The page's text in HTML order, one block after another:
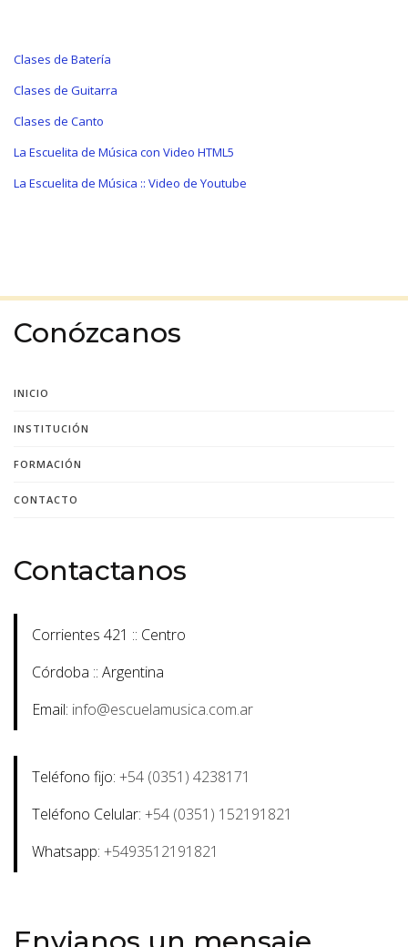
Clases de Batería
Clases de Guitarra
Clases de Canto
La Escuelita de Música con Video HTML5
La Escuelita de Música :: Video de Youtube
Conózcanos
INICIO
INSTITUCIÓN
FORMACIÓN
CONTACTO
Contactanos
Corrientes 421 :: Centro
Córdoba :: Argentina
Email: info@escuelamusica.com.ar
Teléfono fijo: +54 (0351) 4238171
Teléfono Celular: +54 (0351) 152191821
Whatsapp: +5493512191821